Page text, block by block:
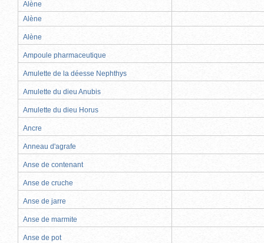
Alène
Alène
Alène
Ampoule pharmaceutique
Amulette de la déesse Nephthys
Amulette du dieu Anubis
Amulette du dieu Horus
Ancre
Anneau d'agrafe
Anse de contenant
Anse de cruche
Anse de jarre
Anse de marmite
Anse de pot